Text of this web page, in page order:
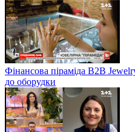
Фінансова піраміда B2B
до оборудки